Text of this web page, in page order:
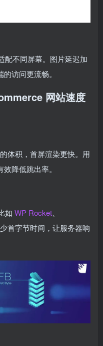
配不同屏幕。图片延迟加
访问更流畅。
网站速度
体积，首屏渲染更快。用
降低跳出率。
如 WP Rocket
首字节时间，让服务器响